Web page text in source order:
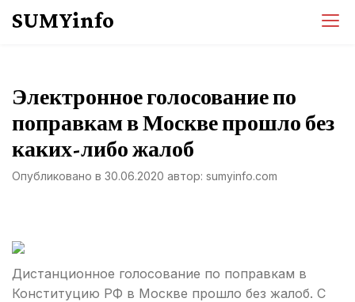
SUMYinfo
Электронное голосование по
поправкам в Москве прошло без
каких-либо жалоб
Опубликовано в 30.06.2020 автор: sumyinfo.com
Дистанционное голосование по поправкам в
Конституцию РФ в Москве прошло без жалоб. С